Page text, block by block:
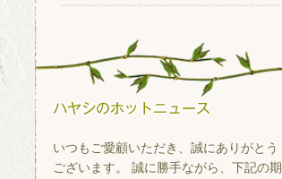
いつもご愛顧いただき、誠にありがとう
ございます。 誠に勝手ながら、下記の期